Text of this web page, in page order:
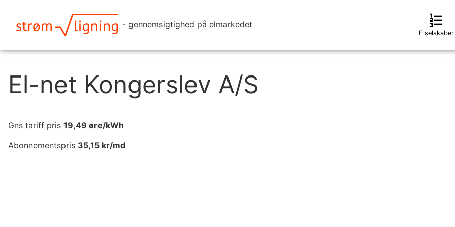
- gennemsigtighed på elmarkedet format_list_numbered
Elselskaber
El-net Kongerslev A/S
Gns tariff pris 19,49 øre/kWh
Abonnementspris 35,15 kr/md